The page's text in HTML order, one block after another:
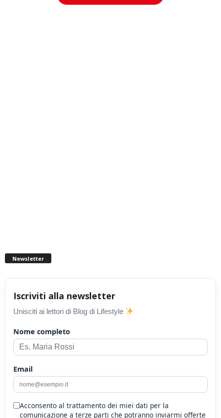
Newsletter
Iscriviti alla newsletter
Unisciti ai lettori di Blog di Lifestyle
Nome completo
Email
Acconsento al trattamento dei miei dati per la
comunicazione a terze parti che potranno inviarmi offerte